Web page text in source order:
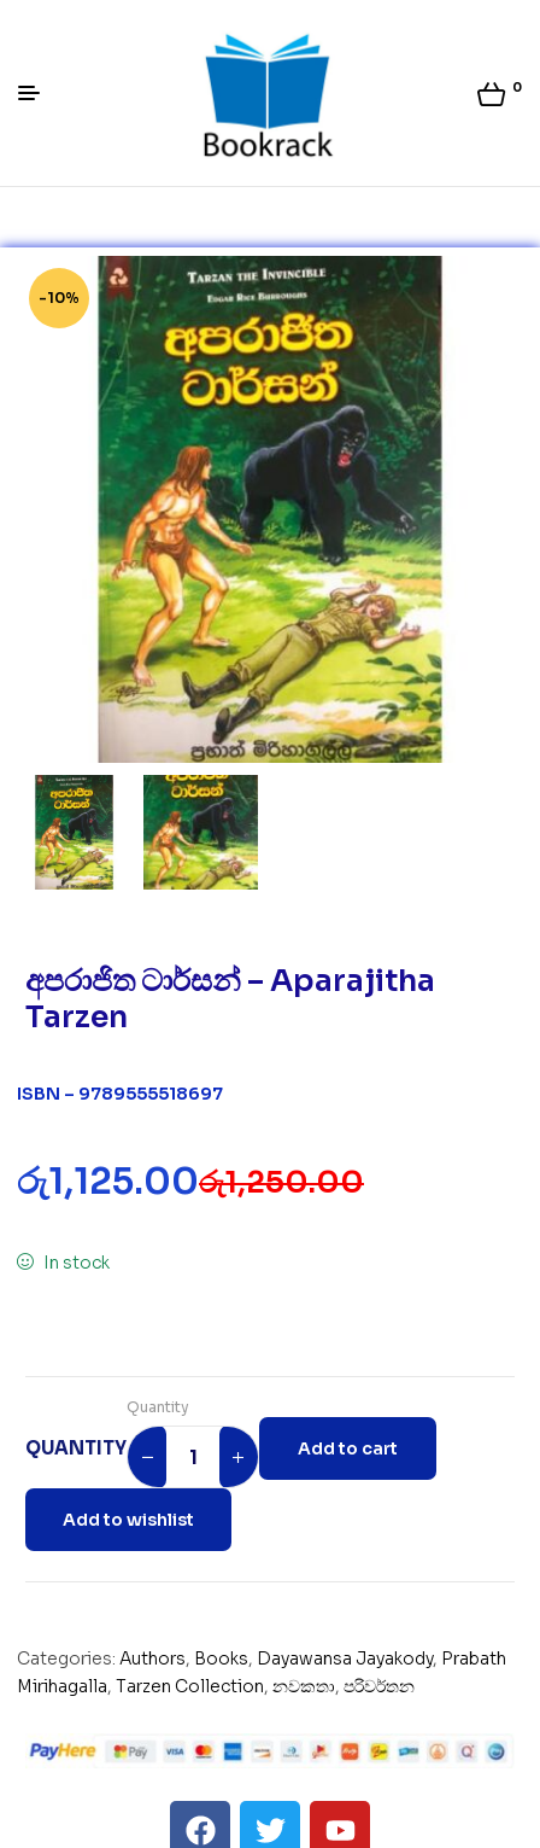
Bookrack.lk
0
-10%
අපරාජිත ටාර්සන් – Aparajitha
Tarzen
ISBN – 9789555518697
රු1,250.00
රු1,125.00
In stock
QUANTITY
Quantity
Add to cart
Add to wishlist
Categories: Authors, Books, Dayawansa Jayakody, Prabath
Mirihagalla, Tarzen Collection, නවකතා, පරිවර්තන